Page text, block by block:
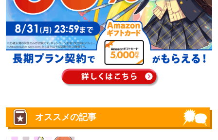
オススメの記事